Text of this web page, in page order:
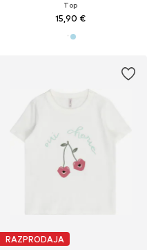
Top
15,90 €
RAZPRODAJA